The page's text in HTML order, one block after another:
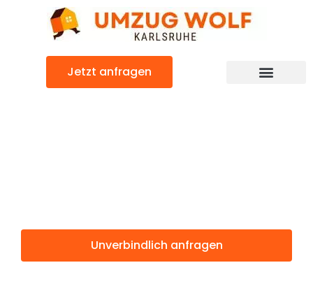
Jetzt anfragen
Unverbindlich anfragen